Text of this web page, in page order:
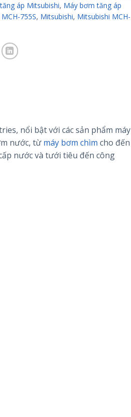
áp Mitsubishi, Máy bơm tăng áp
MCH-755S, Mitsubishi, Mitsubishi MCH-
nổi bật với các sản phẩm máy
nước, từ máy bơm chìm cho đến
nước và tưới tiêu đến công